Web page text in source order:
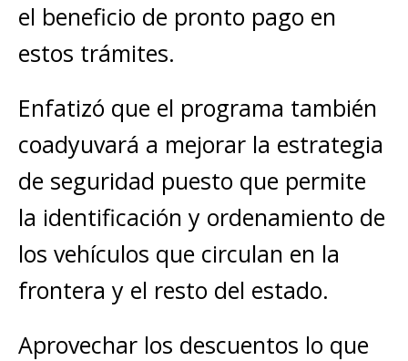
el beneficio de pronto pago en
estos trámites.
Enfatizó que el programa también
coadyuvará a mejorar la estrategia
de seguridad puesto que permite
la identificación y ordenamiento de
los vehículos que circulan en la
frontera y el resto del estado.
Aprovechar los descuentos lo que